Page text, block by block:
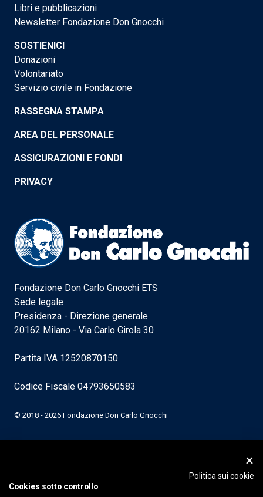
Libri e pubblicazioni
Newsletter Fondazione Don Gnocchi
SOSTIENICI
Donazioni
Volontariato
Servizio civile in Fondazione
RASSEGNA STAMPA
AREA DEL PERSONALE
ASSICURAZIONI E FONDI
PRIVACY
Fondazione Don Carlo Gnocchi ETS
Sede legale
Presidenza - Direzione generale
20162 Milano - Via Carlo Girola 30
Partita IVA 12520870150
Codice Fiscale 04793650583
© 2018 - 2026 Fondazione Don Carlo Gnocchi
Politica sui cookie
Cookies sotto controllo